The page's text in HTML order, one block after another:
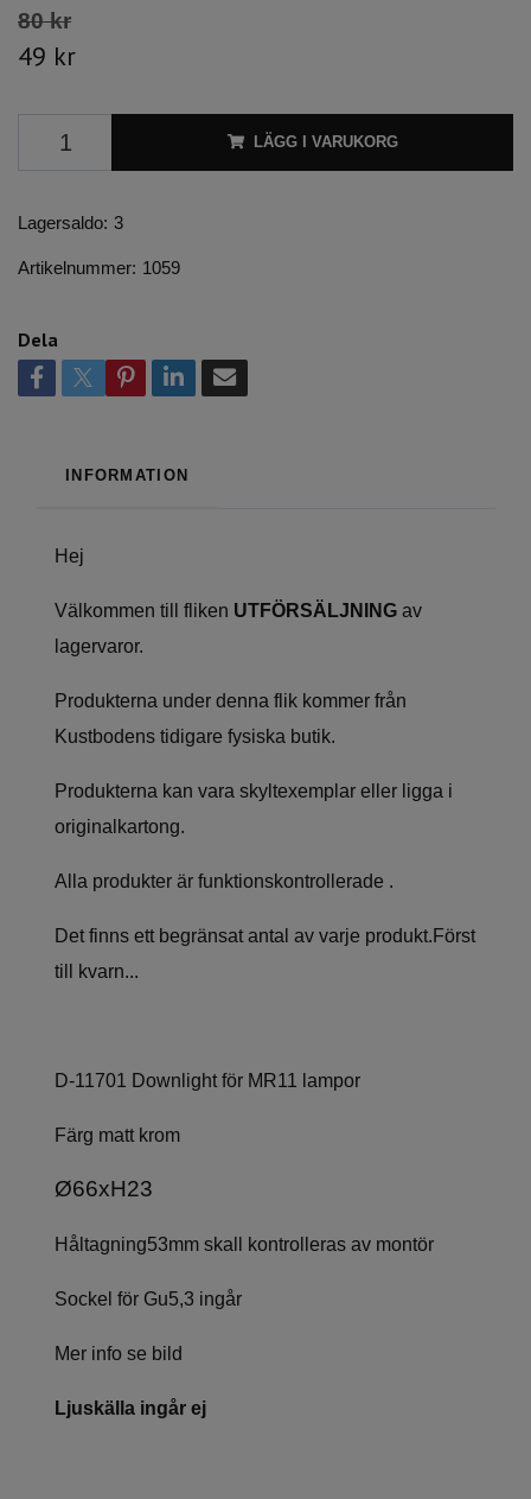
80 kr
49 kr
LÄGG I VARUKORG
Lagersaldo: 3
Artikelnummer: 1059
Dela
INFORMATION
Hej
Välkommen till fliken UTFÖRSÄLJNING av
lagervaror.
Produkterna under denna flik kommer från
Kustbodens tidigare fysiska butik.
Produkterna kan vara skyltexemplar eller ligga i
originalkartong.
Alla produkter är funktionskontrollerade .
Det finns ett begränsat antal av varje produkt.Först
till kvarn...
D-11701 Downlight för MR11 lampor
Färg matt krom
Ø66xH23
Håltagning53mm skall kontrolleras av montör
Sockel för Gu5,3 ingår
Mer info se bild
Ljuskälla ingår ej